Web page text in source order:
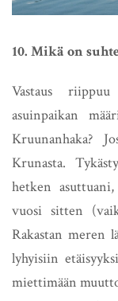
10. Mikä on
Vastaus
asuinpaikan
Kruunanhaka?
Krunasta.
hetken
vuosi sitten
Rakastan meren
lyhyisiin
miettimään